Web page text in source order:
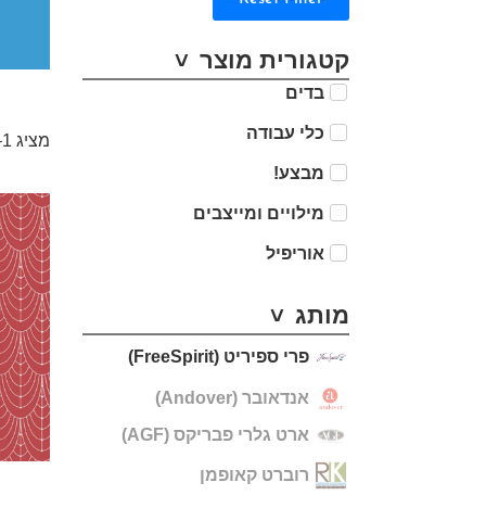
קטגורית מוצר
בדים
כלי עבודה
מבצע!
מילויים ומייצבים
אוריפיל
מותג
פרי ספיריט (FreeSpirit)
אנדאובר (Andover)
ארט גלרי פבריקס (AGF)
רוברט קאופמן
מציג 1–12 מתוך 59 תוצאות